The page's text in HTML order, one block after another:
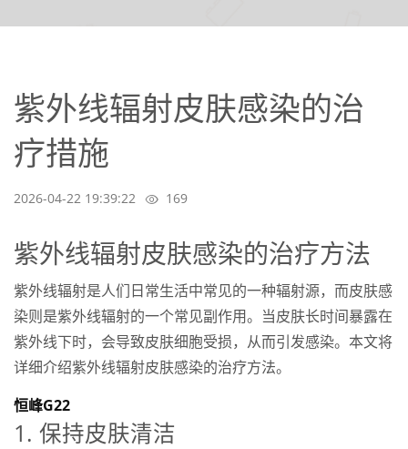
紫外线辐射皮肤感染的治
疗措施
2026-04-22 19:39:22 169
紫外线辐射皮肤感染的治疗方法
紫外线辐射是人们日常生活中常见的一种辐射源，而皮肤感
染则是紫外线辐射的一个常见副作用。当皮肤长时间暴露在
紫外线下时，会导致皮肤细胞受损，从而引发感染。本文将
详细介绍紫外线辐射皮肤感染的治疗方法。
恒峰G22
1. 保持皮肤清洁